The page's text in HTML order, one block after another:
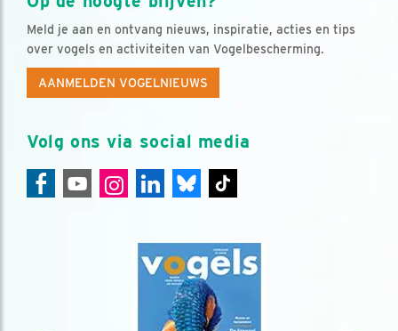
Meld je aan en ontvang nieuws, inspiratie, acties en tips
over vogels en activiteiten van Vogelbescherming.
AANMELDEN VOGELNIEUWS
Volg ons via social media